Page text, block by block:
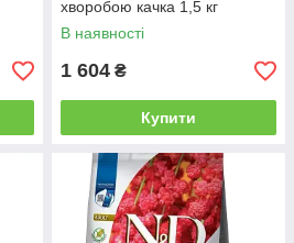
хворобою качка 1,5 кг
В наявності
1 604 ₴
Купити